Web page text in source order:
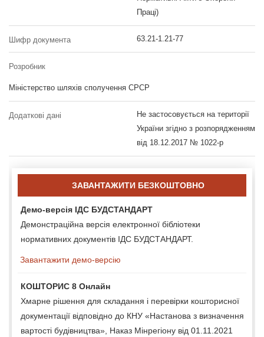
Праці)
Шифр документа 63.21-1.21-77
Розробник
Міністерство шляхів сполучення СРСР
Додаткові дані
Не застосовується на території
України згідно з розпорядженням
від 18.12.2017 № 1022-р
ЗАВАНТАЖИТИ БЕЗКОШТОВНО
Демо-версія ІДС БУДСТАНДАРТ
Демонстраційна версія електронної бібліотеки
нормативних документів ІДС БУДСТАНДАРТ.
Завантажити демо-версію
КОШТОРИС 8 Онлайн
Хмарне рішення для складання і перевірки кошторисної
документації відповідно до КНУ «Настанова з визначення
вартості будівництва», Наказ Мінрегіону від 01.11.2021